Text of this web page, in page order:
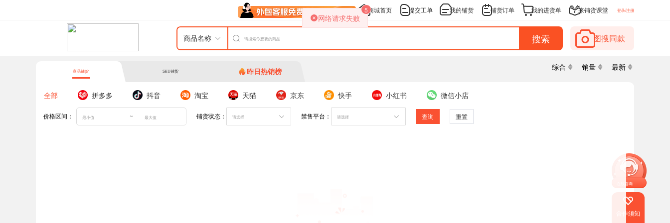
商城首页 提交工单 我的铺货 铺货订单 我的进货单 来铺货课堂 登录/注册
商品名称 搜索 图搜同款
商品铺货 SKU铺货 昨日热销榜 综合 销量 最新
全部 拼多多 抖音 淘宝 天猫 京东 快手 小红书 微信小店
价格区间： ~ 铺货状态： 请选择 禁售平台： 请选择 查询 重置
在线咨询
合作须知
5
网络请求失败